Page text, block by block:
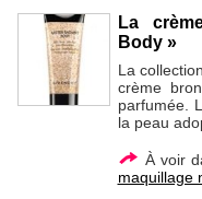
La
Body »
La
crème
parfumée.
la peau
À voir
maquillage